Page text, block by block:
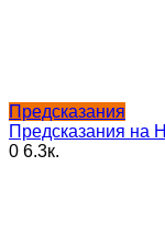
Предсказания
Предсказания на
0 6.3к.